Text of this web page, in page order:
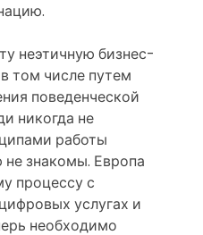
неэтичную бизнес-
том числе путем
поведенческой
никогда не
работы
знакомы. Европа
процессу с
услугах и
необходимо